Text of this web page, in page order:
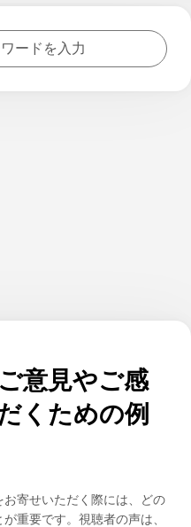
意見やご感
くための例
寄せいただく際には、どの
重要です。視聴者の声は、